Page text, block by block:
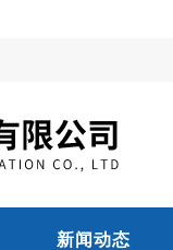
新闻动态